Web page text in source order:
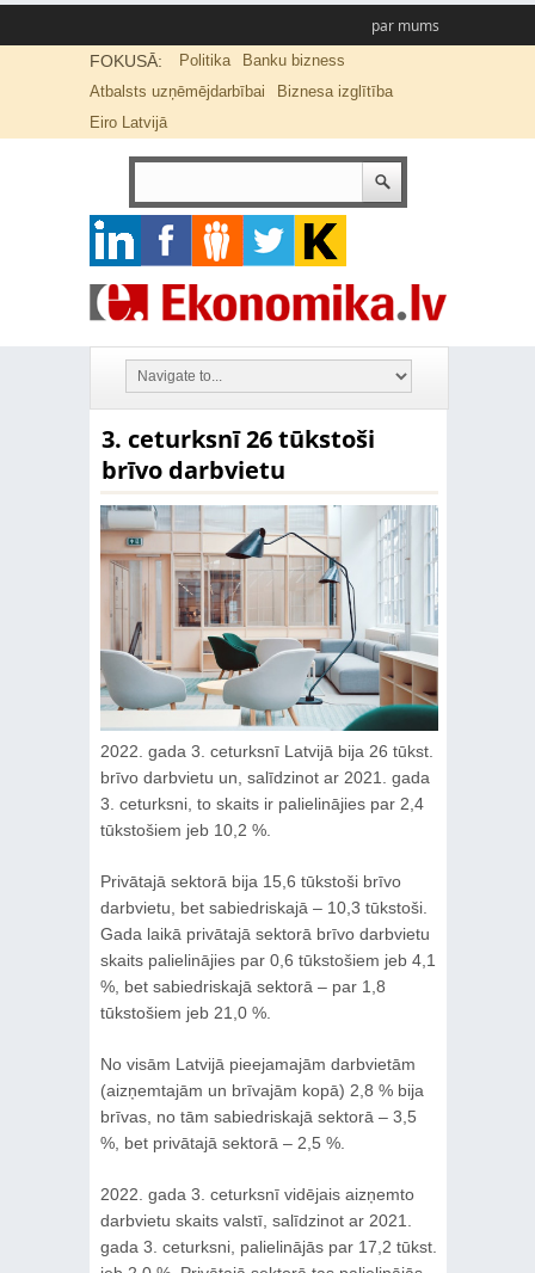
par mums
FOKUSĀ: Politika
Banku bizness
Atbalsts uzņēmējdarbībai
Biznesa izglītība
Eiro Latvijā
3. ceturksnī 26 tūkstoši
brīvo darbvietu
2022. gada 3. ceturksnī Latvijā bija 26 tūkst.
brīvo darbvietu un, salīdzinot ar 2021. gada
3. ceturksni, to skaits ir palielinājies par 2,4
tūkstošiem jeb 10,2 %.
Privātajā sektorā bija 15,6 tūkstoši brīvo
darbvietu, bet sabiedriskajā – 10,3 tūkstoši.
Gada laikā privātajā sektorā brīvo darbvietu
skaits palielinājies par 0,6 tūkstošiem jeb 4,1
%, bet sabiedriskajā sektorā – par 1,8
tūkstošiem jeb 21,0 %.
No visām Latvijā pieejamajām darbvietām
(aizņemtajām un brīvajām kopā) 2,8 % bija
brīvas, no tām sabiedriskajā sektorā – 3,5
%, bet privātajā sektorā – 2,5 %.
2022. gada 3. ceturksnī vidējais aizņemto
darbvietu skaits valstī, salīdzinot ar 2021.
gada 3. ceturksni, palielinājās par 17,2 tūkst.